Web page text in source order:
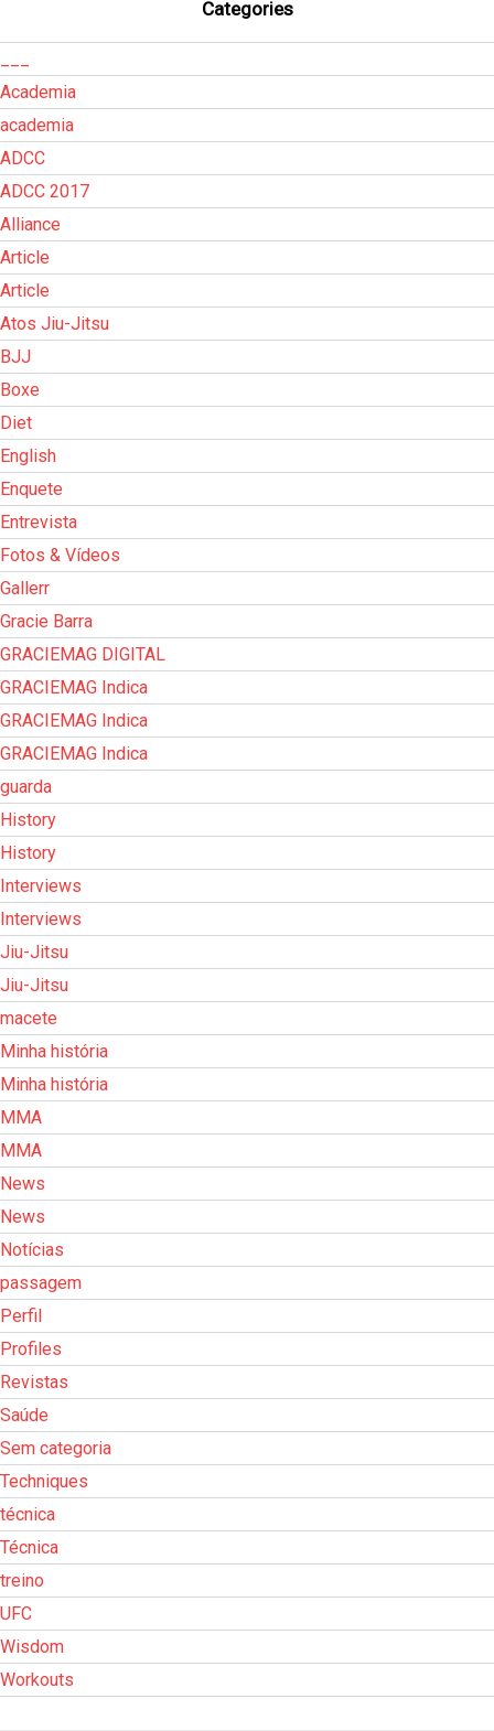
Categories
Academia
academia
ADCC
ADCC 2017
Alliance
Article
Article
Atos Jiu-Jitsu
BJJ
Boxe
Diet
English
Enquete
Entrevista
Fotos & Vídeos
Gallerr
Gracie Barra
GRACIEMAG DIGITAL
GRACIEMAG Indica
GRACIEMAG Indica
GRACIEMAG Indica
guarda
History
History
Interviews
Interviews
Jiu-Jitsu
Jiu-Jitsu
macete
Minha história
Minha história
MMA
MMA
News
News
Notícias
passagem
Perfil
Profiles
Revistas
Saúde
Sem categoria
Techniques
técnica
Técnica
treino
UFC
Wisdom
Workouts